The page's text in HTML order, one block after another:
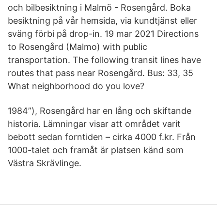
och bilbesiktning i Malmö - Rosengård. Boka
besiktning på vår hemsida, via kundtjänst eller
sväng förbi på drop-in. 19 mar 2021 Directions
to Rosengård (Malmo) with public
transportation. The following transit lines have
routes that pass near Rosengård. Bus: 33, 35
What neighborhood do you love?
1984”), Rosengård har en lång och skiftande
historia. Lämningar visar att området varit
bebott sedan forntiden – cirka 4000 f.kr. Från
1000-talet och framåt är platsen känd som
Västra Skrävlinge.